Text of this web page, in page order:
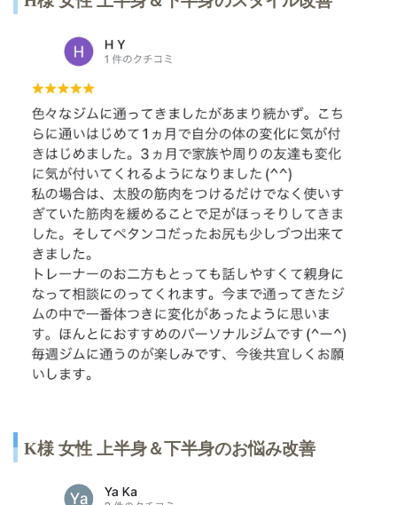
K様 女性 上半身＆下半身のお悩み改善